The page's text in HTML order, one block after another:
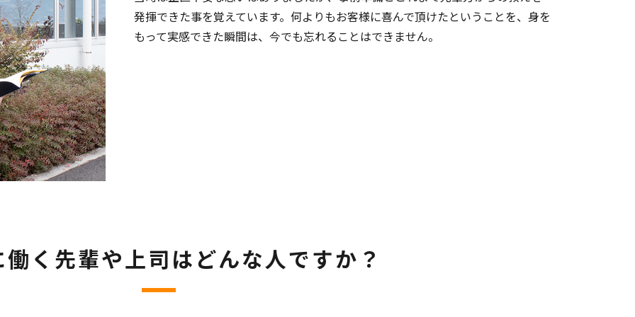
発揮できた事を覚えています。何よりもお客様に喜んで頂けたということを、身を
もって実感できた瞬間は、今でも忘れることはできません。
く先輩や上司はどんな人ですか？